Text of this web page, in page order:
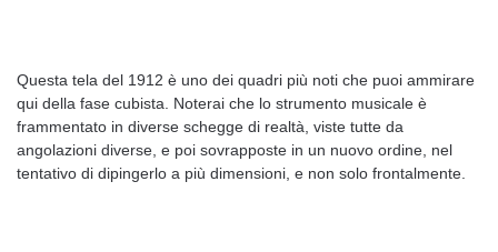
Questa tela del 1912 è uno dei quadri più noti che puoi ammirare
qui della fase cubista. Noterai che lo strumento musicale è
frammentato in diverse schegge di realtà, viste tutte da
angolazioni diverse, e poi sovrapposte in un nuovo ordine, nel
tentativo di dipingerlo a più dimensioni, e non solo frontalmente.